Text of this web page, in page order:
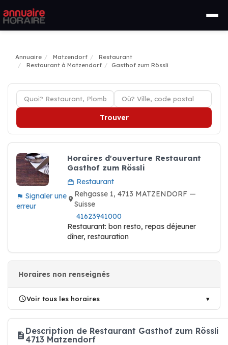
Annuaire Matzendorf
Restaurant
Restaurant à Matzendorf
Gasthof zum Rössli
Trouver
Signaler une
erreur
Horaires d'ouverture Restaurant
Gasthof zum Rössli
Restaurant
Rehgasse 1, 4713 MATZENDORF —
Suisse
41623941000
Restaurant: bon resto, repas déjeuner
dîner, restauration
Horaires non renseignés
Voir tous les horaires
Description de Restaurant Gasthof zum Rössli
4713 Matzendorf